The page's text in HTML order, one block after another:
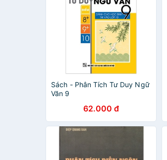
Sách - Phân Tích Tư Duy Ngữ
Văn 9
62.000 đ